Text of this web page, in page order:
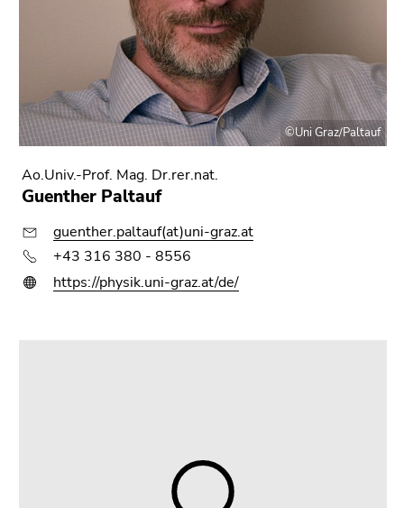
©Uni Graz/Paltauf
Ao.Univ.-Prof. Mag. Dr.rer.nat.
Guenther Paltauf
guenther.paltauf(at)uni-graz.at
+43 316 380 - 8556
https://physik.uni-graz.at/de/